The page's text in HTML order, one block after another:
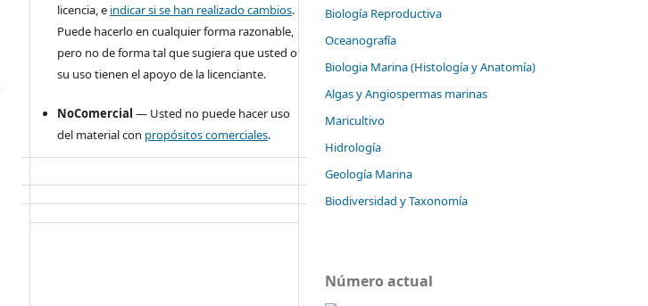
licencia, e indicar si se han realizado cambios.
Puede hacerlo en cualquier forma razonable,
pero no de forma tal que sugiera que usted o
su uso tienen el apoyo de la licenciante.
NoComercial — Usted no puede hacer uso
del material con propósitos comerciales.
Biología Reproductiva
Oceanografía
Biologia Marina (Histología y Anatomía)
Algas y Angiospermas marinas
Maricultivo
Hidrología
Geología Marina
Biodiversidad y Taxonomía
Número actual